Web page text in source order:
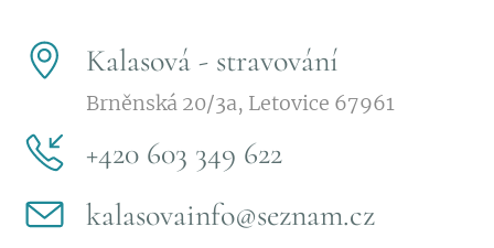
Kalasová - stravování
Brněnská 20/3a, Letovice 67961
+420 603 349 622
kalasovainfo@seznam.cz